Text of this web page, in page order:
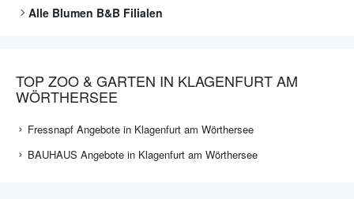
Alle Blumen B&B Filialen
TOP ZOO & GARTEN IN KLAGENFURT AM
WÖRTHERSEE
Fressnapf Angebote in Klagenfurt am Wörthersee
BAUHAUS Angebote in Klagenfurt am Wörthersee